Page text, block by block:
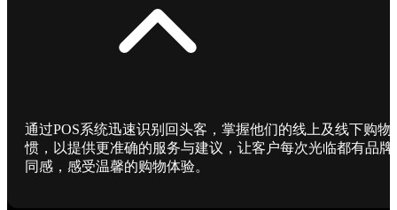
通过POS系统迅速识别回头客，掌握他们的线上及线下购物
惯，以提供更准确的服务与建议，让客户每次光临都有品牌
同感，感受温馨的购物体验。